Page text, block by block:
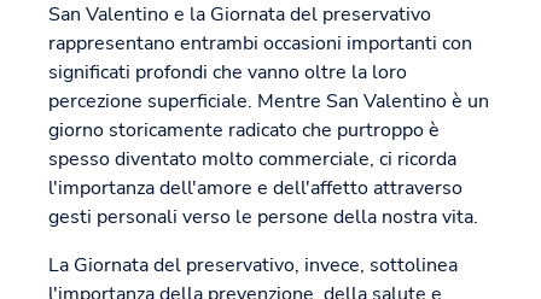
San Valentino e la Giornata del preservativo
rappresentano entrambi occasioni importanti con
significati profondi che vanno oltre la loro
percezione superficiale. Mentre San Valentino è un
giorno storicamente radicato che purtroppo è
spesso diventato molto commerciale, ci ricorda
l'importanza dell'amore e dell'affetto attraverso
gesti personali verso le persone della nostra vita.
La Giornata del preservativo, invece, sottolinea